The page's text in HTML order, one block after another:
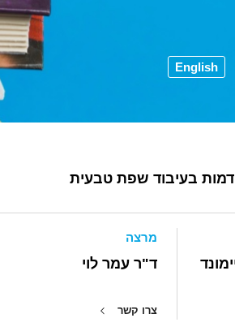
English
בעיבוד שפת טבעית
מרצה
ד"ר עמר לוי
צרו קשר